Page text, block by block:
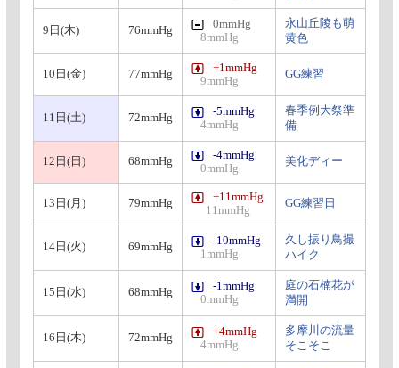
9日(木) 76mmHg
0mmHg
8mmHg
永山丘陵も萌
黄色
10日(金) 77mmHg
+1mmHg
9mmHg
GG練習
11日(土) 72mmHg
-5mmHg
4mmHg
春季例大祭準
備
12日(日) 68mmHg
-4mmHg
0mmHg
美化ディー
13日(月) 79mmHg
+11mmHg
11mmHg
GG練習日
14日(火) 69mmHg
-10mmHg
1mmHg
久し振り鳥撮
ハイク
15日(水) 68mmHg
-1mmHg
0mmHg
庭の石楠花が
満開
16日(木) 72mmHg
+4mmHg
4mmHg
多摩川の流量
そこそこ